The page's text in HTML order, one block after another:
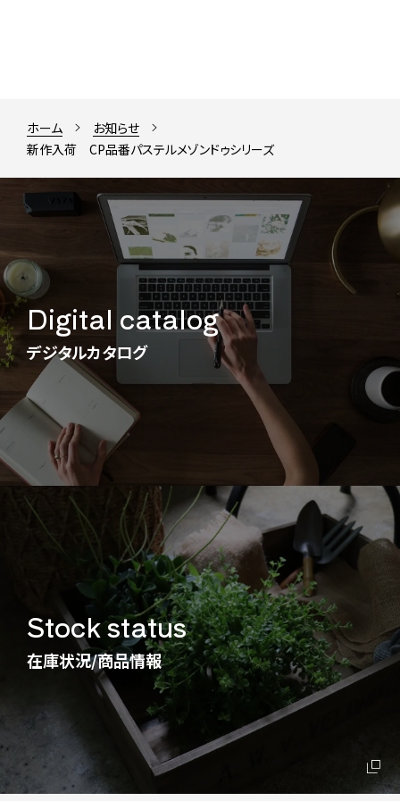
ホーム
お知らせ
新作入荷 CP品番パステルメゾンドゥシリーズ
Digital catalog
デジタルカタログ
Stock status
在庫状況/商品情報